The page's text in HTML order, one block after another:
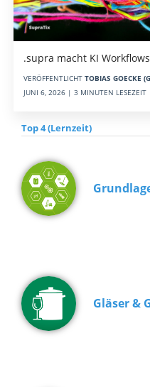
.supra macht KI
VERÖFFENTLICHT TOBIAS GOECKE
JUNI 6, 2026 | 3 MINUTEN LESEZEIT
Top 4 (Lernzeit)
Gläser &